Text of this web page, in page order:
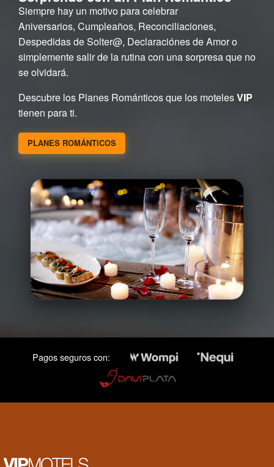
Siempre hay un motivo para celebrar
Aniversarios, Cumpleaños, Reconciliaciones,
Despedidas de Solter@, Declaraciónes de Amor o
simplemente salir de la rutina con una sorpresa que no
se olvidará.
Descubre los Planes Románticos que los motelesVIP
tienen para ti.
PLANES ROMÁNTICOS
Pagos seguros con: